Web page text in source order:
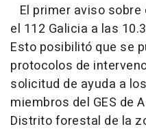
El primer aviso
el 112 Galicia a las
Esto posibilitó que se
protocolos de
solicitud de ayuda a
miembros del GES de
Distrito forestal de la